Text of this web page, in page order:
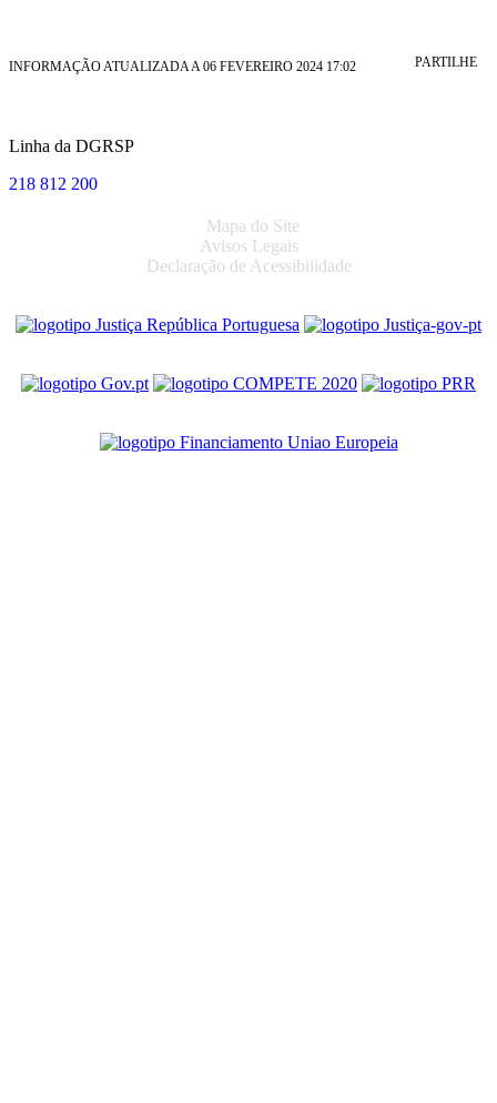
INFORMAÇÃO ATUALIZADA A 06 FEVEREIRO 2024 17:02 PARTILHE
Linha da DGRSP
218 812 200
Mapa do Site
Avisos Legais
Declaração de Acessibilidade